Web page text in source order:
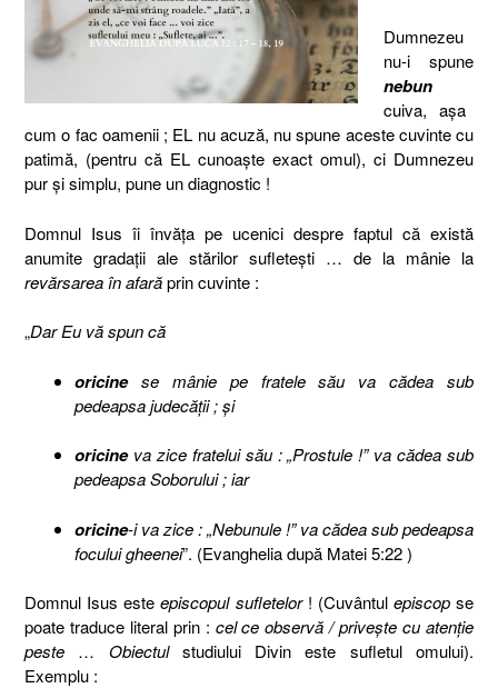
Dumnezeu
nu-i spune
nebun
cuiva, aşa
cum o fac oamenii ; EL nu acuză, nu spune aceste cuvinte cu
patimă, (pentru că EL cunoaşte exact omul), ci Dumnezeu
pur şi simplu, pune un diagnostic !
Domnul Isus îi învăţa pe ucenici despre faptul că există
anumite gradaţii ale stărilor sufleteşti … de la mânie la
revărsarea în afarăprin cuvinte :
„Dar Eu vă spun că
oricinese mânie pe fratele său va cădea sub
pedeapsa judecăţii ; şi
oricineva zice fratelui său : „Prostule !” va cădea sub
pedeapsa Soborului ; iar
oricine-i va zice : „Nebunule !” va cădea sub pedeapsa
focului gheenei”. (Evanghelia după Matei 5:22 )
Domnul Isus esteepiscopul sufletelor! (Cuvântul episcopse
poate traduce literal prin : cel ce observă/priveşte cu atenţie
peste … Obiectulstudiului Divin este sufletul omului).
Exemplu :